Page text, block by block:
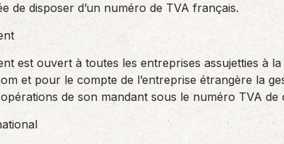
de disposer d’un numéro de TVA français.
est ouvert à toutes les entreprises assujetties à la
et pour le compte de l’entreprise étrangère la
de son mandant sous le numéro TVA de